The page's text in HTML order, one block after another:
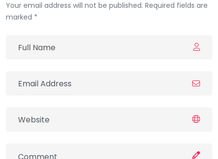
Your email address will not be published. Required fields are
marked *